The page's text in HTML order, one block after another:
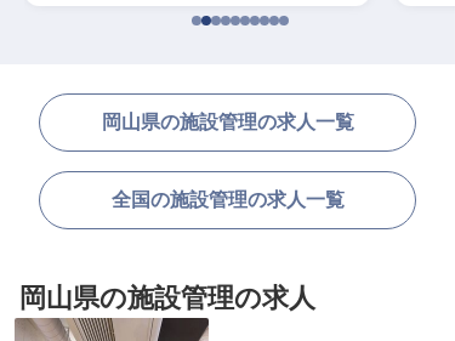
岡山県の施設管理の求人一覧
全国の施設管理の求人一覧
岡山県の施設管理の求人